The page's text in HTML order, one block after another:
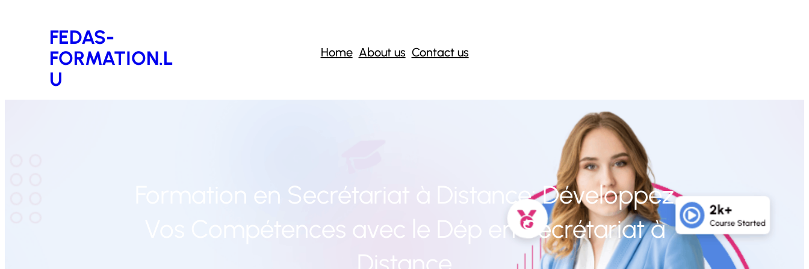
FEDAS-
FORMATION.L
U
Home About us Contact us
Formation en Secrétariat à Distance: Développez
Vos Compétences avec le Dép en Secrétariat à